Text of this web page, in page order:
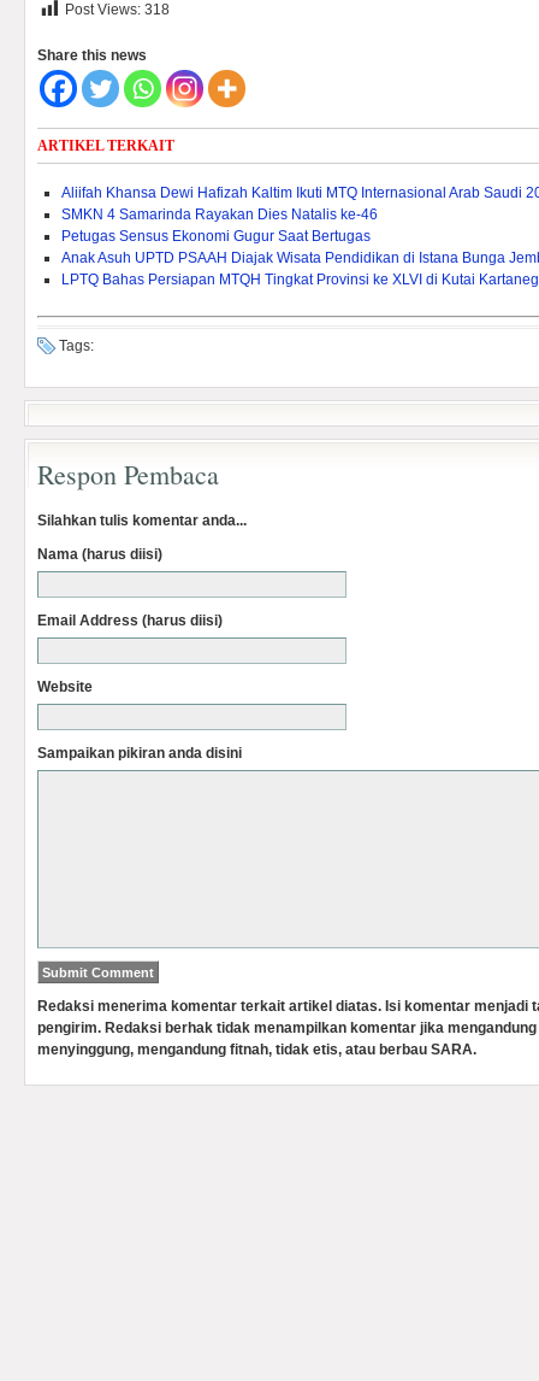
Post Views: 318
Share this news
ARTIKEL TERKAIT
Aliifah Khansa Dewi Hafizah Kaltim Ikuti MTQ Internasional Arab Saudi
SMKN 4 Samarinda Rayakan Dies Natalis ke-46
Petugas Sensus Ekonomi Gugur Saat Bertugas
Anak Asuh UPTD PSAAH Diajak Wisata Pendidikan di Istana Bunga
LPTQ Bahas Persiapan MTQH Tingkat Provinsi ke XLVI di Kutai
Tags:
Respon Pembaca
Silahkan tulis komentar anda...
Nama (harus diisi)
Email Address (harus diisi)
Website
Sampaikan pikiran anda disini
Redaksi menerima komentar terkait artikel diatas. Isi komentar menjadi
pengirim. Redaksi berhak tidak menampilkan komentar jika
menyinggung, mengandung fitnah, tidak etis, atau berbau SARA.